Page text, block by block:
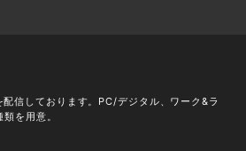
信しております。PC/デジタル、ワーク&ラ
を用意。